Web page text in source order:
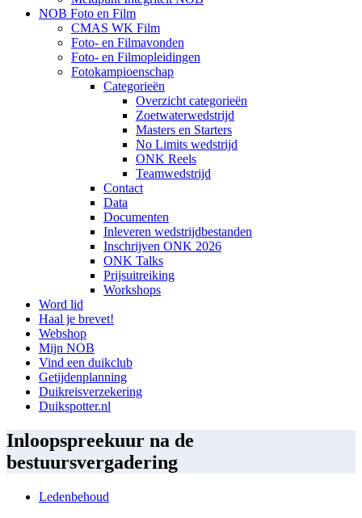
NOB Foto en Film
CMAS WK Film
Foto- en Filmavonden
Foto- en Filmopleidingen
Fotokampioenschap
Categorieën
Overzicht categorieën
Zoetwaterwedstrijd
Masters en Starters
No Limits wedstrijd
ONK Reels
Teamwedstrijd
Contact
Data
Documenten
Inleveren wedstrijdbestanden
Inschrijven ONK 2026
ONK Talks
Prijsuitreiking
Workshops
Word lid
Haal je brevet!
Webshop
Mijn NOB
Vind een duikclub
Getijdenplanning
Duikreisverzekering
Duikspotter.nl
Inloopspreekuur na de
bestuursvergadering
Ledenbehoud